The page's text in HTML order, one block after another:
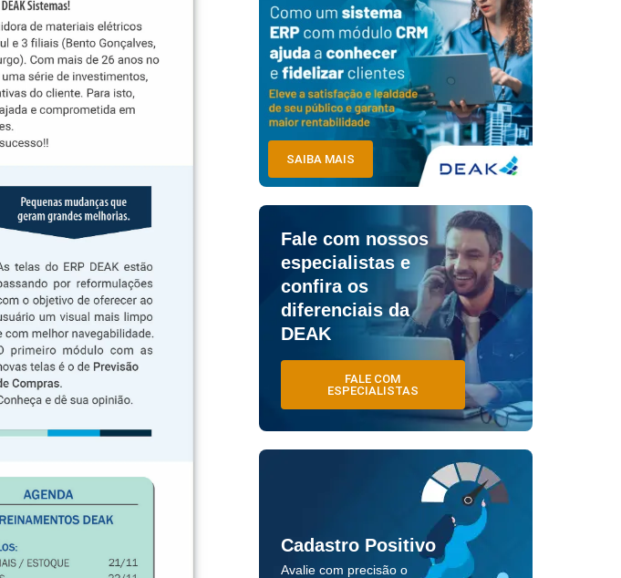
SAIBA MAIS
Fale com nossos
especialistas e
confira os
diferenciais da
DEAK
FALE COM
ESPECIALISTAS
Cadastro Positivo
Avalie com precisão o